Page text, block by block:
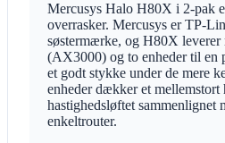
Mercusys Halo H80X i 2-pak
overrasker. Mercusys er TP-
søstermærke, og H80X
(AX3000) og to enheder til en
et godt stykke under de mere
enheder dækker et
hastighedsløftet sammenlignet
enkeltrouter.